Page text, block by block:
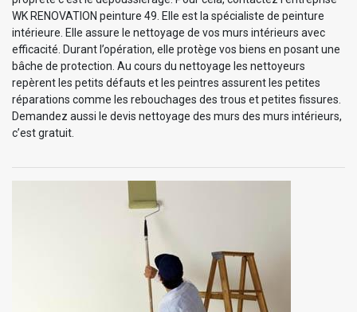
WK RENOVATION peinture 49. Elle est la spécialiste de peinture
intérieure. Elle assure le nettoyage de vos murs intérieurs avec
efficacité. Durant l’opération, elle protège vos biens en posant une
bâche de protection. Au cours du nettoyage les nettoyeurs
repèrent les petits défauts et les peintres assurent les petites
réparations comme les rebouchages des trous et petites fissures.
Demandez aussi le devis nettoyage des murs des murs intérieurs,
c’est gratuit.